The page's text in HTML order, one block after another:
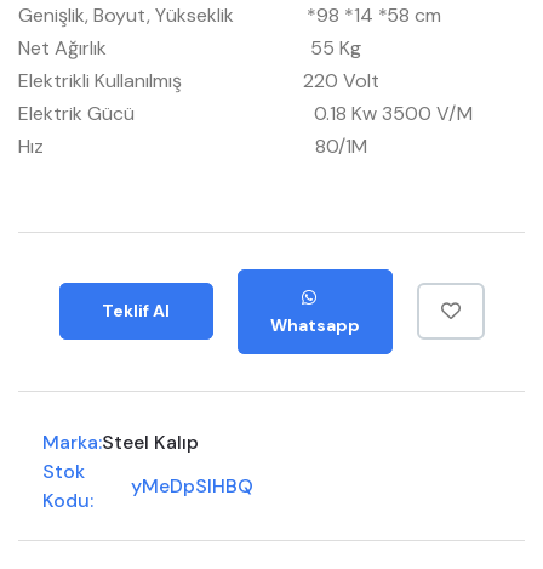
Genişlik, Boyut, Yükseklik *98 *14 *58 cm
Net Ağırlık 55 Kg
Elektrikli Kullanılmış 220 Volt
Elektrik Gücü 0.18 Kw 3500 V/M
Hız 80/1M
Teklif Al
Whatsapp
Marka:Steel Kalıp
Stok
Kodu:
yMeDpSIHBQ